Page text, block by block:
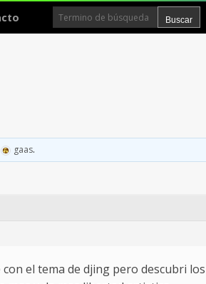
gaas.
el tema de djing pero descubri